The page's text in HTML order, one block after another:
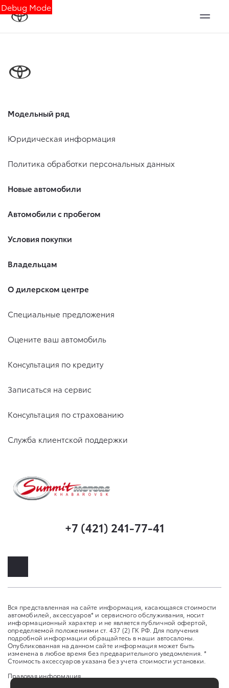
Debug Mode
Модельный ряд
Юридическая информация
Политика обработки персональных данных
Новые автомобили
Автомобили с пробегом
Условия покупки
Владельцам
О дилерском центре
Специальные предложения
Оцените ваш автомобиль
Консультация по кредиту
Записаться на сервис
Консультация по страхованию
Служба клиентской поддержки
+7 (421) 241-77-41
Вся представленная на сайте информация, касающаяся стоимости
автомобилей, аксессуаров* и сервисного обслуживания, носит
информационный характер и не является публичной офертой,
определяемой положениями ст. 437 (2) ГК РФ. Для получения
подробной информации обращайтесь в наши автосалоны.
Опубликованная на данном сайте информация может быть
изменена в любое время без предварительного уведомления. *
Стоимость аксессуаров указана без учета стоимости установки.
Правовая информация